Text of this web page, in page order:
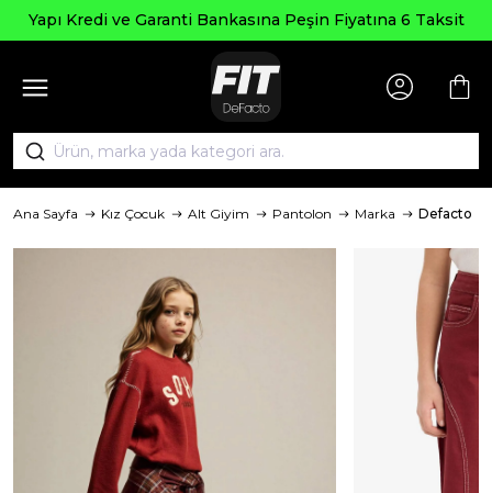
Kredi ve Garanti Bankasına Peşin Fiyatına 6 Taksit
Ana Sayfa Kız Çocuk Alt Giyim Pantolon Marka Defacto